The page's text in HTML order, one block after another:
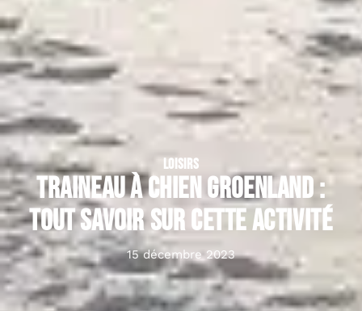
LOISIRS
Traineau à chien Groenland :
tout savoir sur cette activité
15 décembre 2023